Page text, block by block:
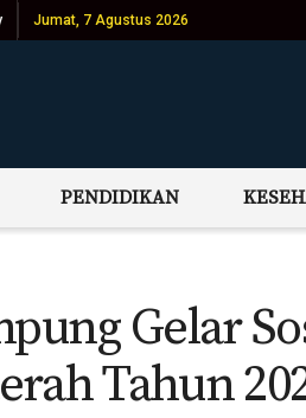
Jumat, 7 Agustus 2026
PENDIDIKAN
Gelar
Tahun